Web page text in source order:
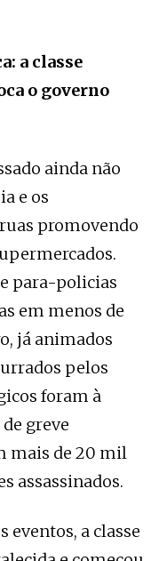
a classe
o governo
ainda não
e os
promovendo
para-policias
em menos de
já animados
pelos
foram à
greve
mais de 20 mil
assassinados.
eventos, a classe